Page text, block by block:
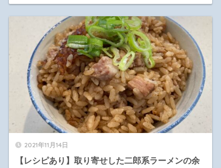
2021年11月14日
【レシピあり】取り寄せした二郎系ラーメンの余